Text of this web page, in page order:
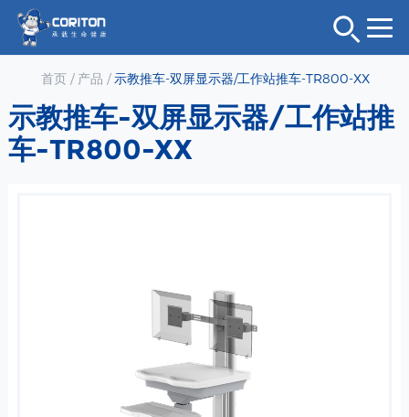
首页/ 产品 /示教推车-双屏显示器/工作站推车-TR800-XX
示教推车-双屏显示器/工作站推
车-TR800-XX